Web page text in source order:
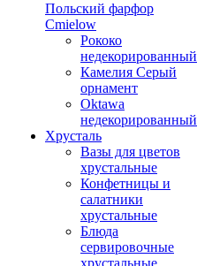
Польский фарфор
Сmielow
Рококо
недекорированный
Камелия Серый
орнамент
Oktawa
недекорированный
Хрусталь
Вазы для цветов
хрустальные
Конфетницы и
салатники
хрустальные
Блюда
сервировочные
хрустальные